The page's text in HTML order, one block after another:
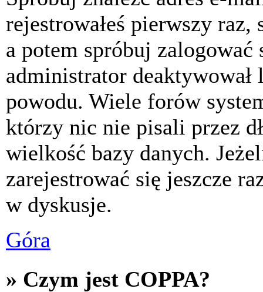
rejestrowałeś pierwszy
a potem spróbuj
administrator deaktywował
powodu. Wiele forów
którzy nic nie pisali przez
wielkość bazy danych.
zarejestrować się jeszcze
w dyskusje.
Góra
» Czym jest COPPA?